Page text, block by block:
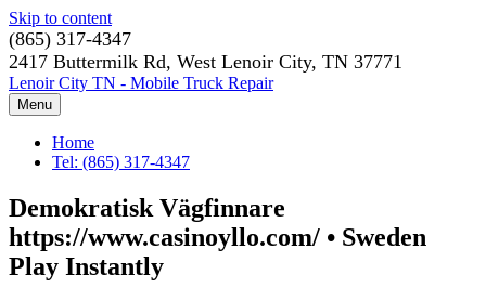
Skip to content
(865) 317-4347
2417 Buttermilk Rd, West Lenoir City, TN 37771
Lenoir City TN - Mobile Truck Repair
Menu
Home
Tel: (865) 317-4347
Demokratisk Vägfinnare
https://www.casinoyllo.com/ • Sweden
Play Instantly